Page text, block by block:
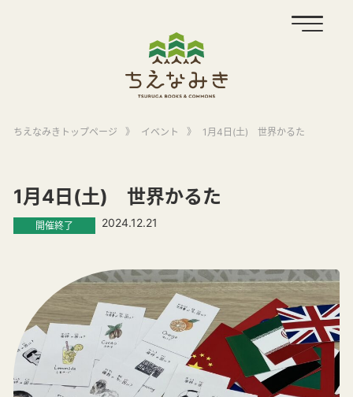
ちえなみきトップページ 》 イベント 》 1月4日(土) 世界かるた
1月4日(土) 世界かるた
開催終了 2024.12.21